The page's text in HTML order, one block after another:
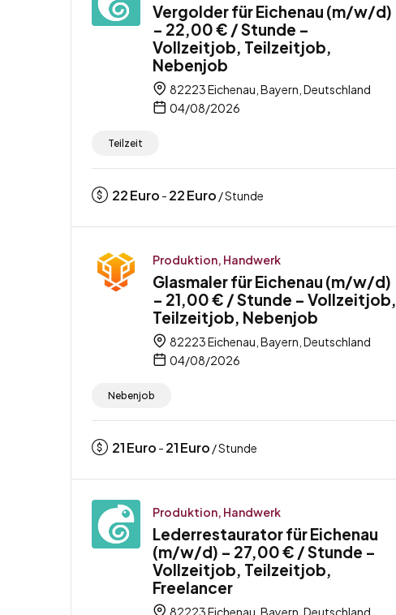
Vergolder für Eichenau (m/w/d)
– 22,00 € / Stunde –
Vollzeitjob, Teilzeitjob,
Nebenjob
82223 Eichenau, Bayern, Deutschland
04/08/2026
Teilzeit
22Euro - 22Euro / Stunde
Produktion, Handwerk
Glasmaler für Eichenau (m/w/d)
– 21,00 € / Stunde – Vollzeitjob,
Teilzeitjob, Nebenjob
82223 Eichenau, Bayern, Deutschland
04/08/2026
Nebenjob
21Euro - 21Euro / Stunde
Produktion, Handwerk
Lederrestaurator für Eichenau
(m/w/d) – 27,00 € / Stunde –
Vollzeitjob, Teilzeitjob,
Freelancer
82223 Eichenau, Bayern, Deutschland